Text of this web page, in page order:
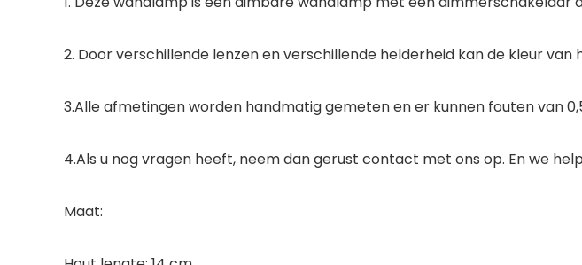
2. Door verschillende lenzen en verschillende helderheid kan de kleur
3.Alle afmetingen worden handmatig gemeten en er kunnen fouten van
4.Als u nog vragen heeft, neem dan gerust contact met ons op. En we
Maat: